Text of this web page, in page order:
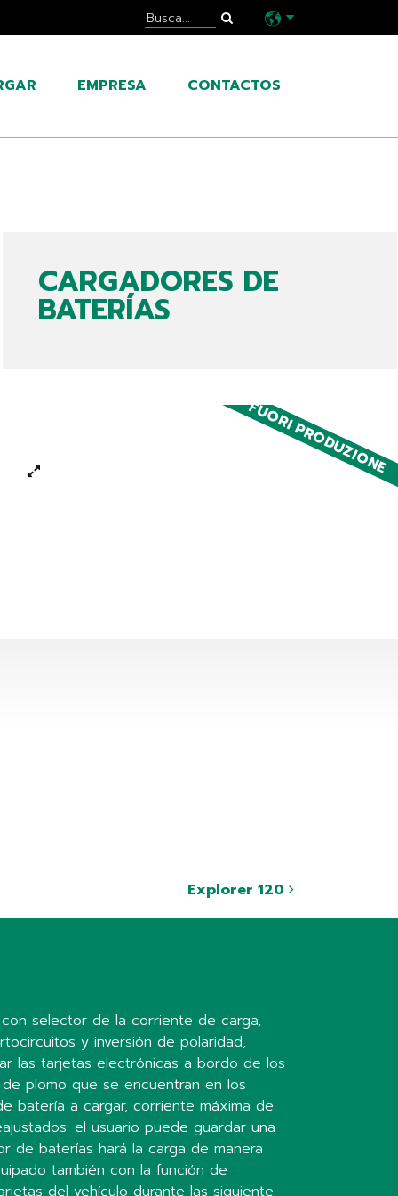
EMPRESA CONTACTOS
CARGADORES DE
BATERÍAS
FUORI PRODUZIONE
Explorer 120
selector de la corriente de carga,
y inversión de polaridad,
las tarjetas electrónicas a bordo de los
plomo que se encuentran en los
batería a cargar, corriente máxima de
el usuario puede guardar una
de baterías hará la carga de manera
también con la función de
del vehículo durante las siguiente